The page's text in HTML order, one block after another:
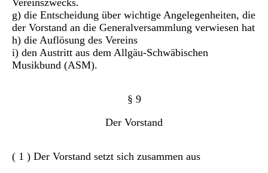
Vereinszwecks.
g) die Entscheidung über wichtige Angelegenheiten, die
der Vorstand an die Generalversammlung verwiesen hat
h) die Auflösung des Vereins
i) den Austritt aus dem Allgäu-Schwäbischen
Musikbund (ASM).
§ 9
Der Vorstand
( 1 ) Der Vorstand setzt sich zusammen aus